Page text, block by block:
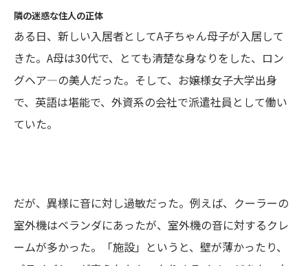
隣の迷惑な住人の正体
ある日、新しい入居者としてA子ちゃん母子が入居して
きた。A母は30代で、とても清楚な身なりをした、ロン
グヘア―の美人だった。そして、お嬢様女子大学出身
で、英語は堪能で、外資系の会社で派遣社員として働い
ていた。
だが、異様に音に対し過敏だった。例えば、クーラーの
室外機はベランダにあったが、室外機の音に対するクレ
ームが多かった。「施設」というと、壁が薄かったり、